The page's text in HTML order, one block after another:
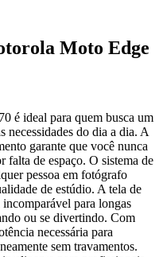
Moto Edge
é ideal para quem busca um
necessidades do dia a dia. A
garante que você nunca
de espaço. O sistema de
pessoa em fotógrafo
de estúdio. A tela de
para longas
ou se divertindo. Com
necessária para
sem travamentos.